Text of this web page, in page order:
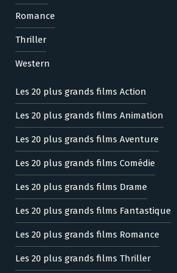
Romance
Thriller
Western
Les 20 plus grands films Action
Les 20 plus grands films Animation
Les 20 plus grands films Aventure
Les 20 plus grands films Comédie
Les 20 plus grands films Drame
Les 20 plus grands films Fantastique
Les 20 plus grands films Romance
Les 20 plus grands films Thriller